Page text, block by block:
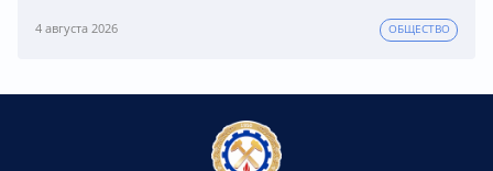
4 августа 2026 ОБЩЕСТВО